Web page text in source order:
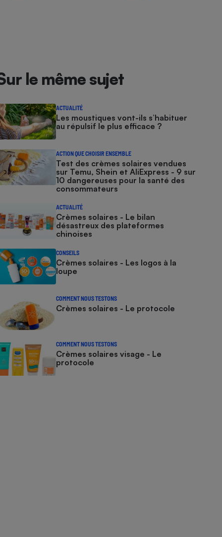
le même sujet
ACTUALITÉ
Les moustiques vont-ils s’habituer
au répulsif le plus efficace ?
ACTION QUE CHOISIR ENSEMBLE
Test des crèmes solaires vendues
sur Temu, Shein et AliExpress - 9 sur
10 dangereuses pour la santé des
consommateurs
ACTUALITÉ
Crèmes solaires - Le bilan
désastreux des plateformes
chinoises
CONSEILS
Crèmes solaires - Les logos à la
loupe
COMMENT NOUS TESTONS
Crèmes solaires - Le protocole
COMMENT NOUS TESTONS
Crèmes solaires visage - Le
protocole